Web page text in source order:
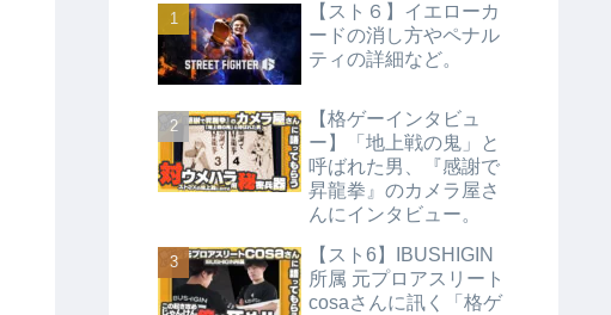
【スト６】イエローカ
ードの消し方やペナル
ティの詳細など。
【格ゲーインタビュ
ー】「地上戦の鬼」と
呼ばれた男、『感謝で
昇龍拳』のカメラ屋さ
んにインタビュー。
【スト6】IBUSHIGIN
所属 元プロアスリート
cosaさんに訊く「格ゲ